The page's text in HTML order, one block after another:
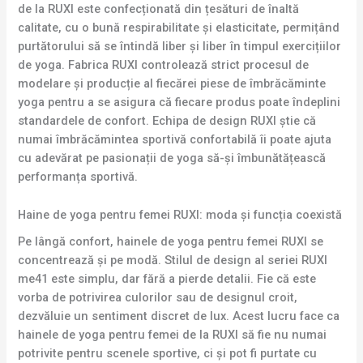
de la RUXI este confecționată din țesături de înaltă
calitate, cu o bună respirabilitate și elasticitate, permițând
purtătorului să se întindă liber și liber în timpul exercițiilor
de yoga. Fabrica RUXI controlează strict procesul de
modelare și producție al fiecărei piese de îmbrăcăminte
yoga pentru a se asigura că fiecare produs poate îndeplini
standardele de confort. Echipa de design RUXI știe că
numai îmbrăcămintea sportivă confortabilă îi poate ajuta
cu adevărat pe pasionații de yoga să-și îmbunătățească
performanța sportivă.
Haine de yoga pentru femei RUXI: moda și funcția coexistă
Pe lângă confort, hainele de yoga pentru femei RUXI se
concentrează și pe modă. Stilul de design al seriei RUXI
me41 este simplu, dar fără a pierde detalii. Fie că este
vorba de potrivirea culorilor sau de designul croit,
dezvăluie un sentiment discret de lux. Acest lucru face ca
hainele de yoga pentru femei de la RUXI să fie nu numai
potrivite pentru scenele sportive, ci și pot fi purtate cu